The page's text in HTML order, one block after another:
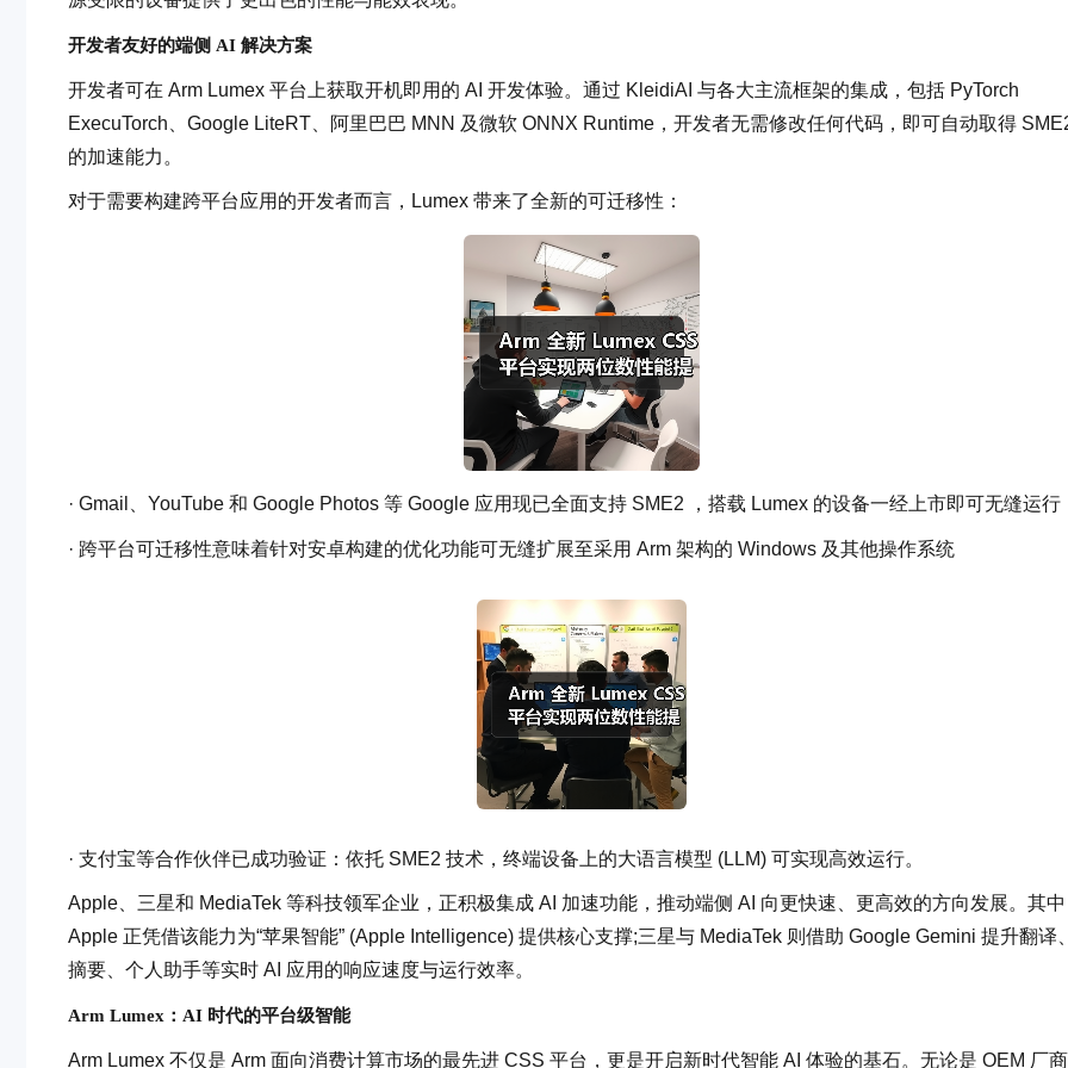
开发者友好的端侧 AI 解决方案
开发者可在 Arm Lumex 平台上获取开机即用的 AI 开发体验。通过 KleidiAI 与各大主流框架的集成，包括 PyTorch
ExecuTorch、Google LiteRT、阿里巴巴 MNN 及微软 ONNX Runtime，开发者无需修改任何代码，即可自动取得
的加速能力。
对于需要构建跨平台应用的开发者而言，Lumex 带来了全新的可迁移性：
· Gmail、YouTube 和 Google Photos 等 Google 应用现已全面支持 SME2 ，搭载 Lumex 的设备一经上市即可无缝运行
· 跨平台可迁移性意味着针对安卓构建的优化功能可无缝扩展至采用 Arm 架构的 Windows 及其他操作系统
· 支付宝等合作伙伴已成功验证：依托 SME2 技术，终端设备上的大语言模型 (LLM) 可实现高效运行。
Apple、三星和 MediaTek 等科技领军企业，正积极集成 AI 加速功能，推动端侧 AI 向更快速、更高效的方向发展。其
Apple 正凭借该能力为“苹果智能” (Apple Intelligence) 提供核心支撑;三星与 MediaTek 则借助 Google Gemini 提升翻译
摘要、个人助手等实时 AI 应用的响应速度与运行效率。
Arm Lumex：AI 时代的平台级智能
Arm Lumex 不仅是 Arm 面向消费计算市场的最先进 CSS 平台，更是开启新时代智能 AI 体验的基石。无论是 OEM 厂